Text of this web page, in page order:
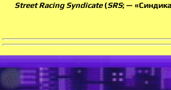
Street Racing Syndicate(SRS; —